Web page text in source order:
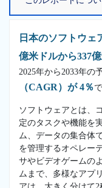
日本のソフトウェ
億米ドルから337
2025年から2033年の
（CAGR）が 4％
ソフトウェアとは、
定のタスクや機能を
ム、データの集合体
を管理するオペレー
サやビデオゲームの
ムまで、多様なアプ